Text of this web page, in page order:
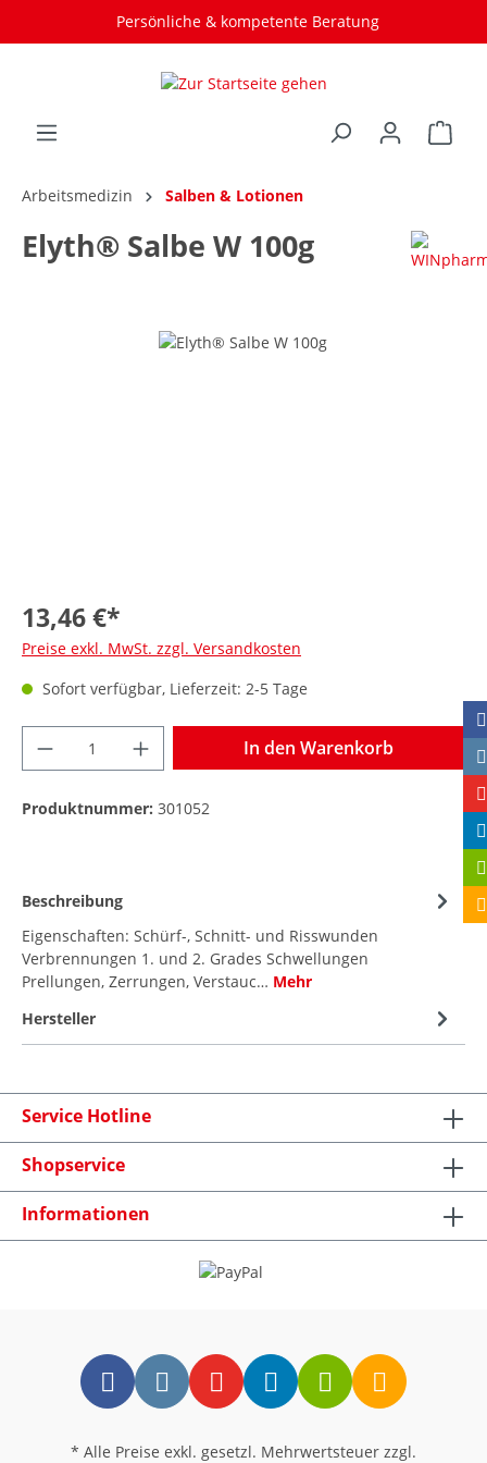
Persönliche & kompetente Beratung
Arbeitsmedizin Salben & Lotionen
Elyth® Salbe W 100g
13,46 €*
Preise exkl. MwSt. zzgl. Versandkosten
Sofort verfügbar, Lieferzeit: 2-5 Tage
In den Warenkorb
Produktnummer: 301052
Beschreibung
Eigenschaften: Schürf-, Schnitt- und Risswunden
Verbrennungen 1. und 2. Grades Schwellungen
Prellungen, Zerrungen, Verstauc… Mehr
Hersteller
Service Hotline
Shopservice
Informationen
* Alle Preise exkl. gesetzl. Mehrwertsteuer zzgl.